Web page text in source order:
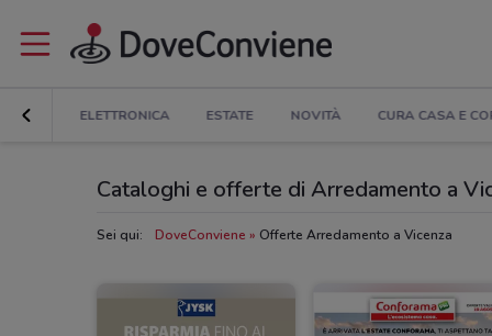
ELETTRONICA ESTATE NOVITÀ CURA CASA E
Cataloghi e offerte di Arredamento a
Sei qui: DoveConviene Offerte Arredamento a Vicenza